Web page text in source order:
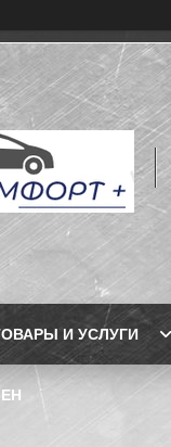
И УСЛУГИ